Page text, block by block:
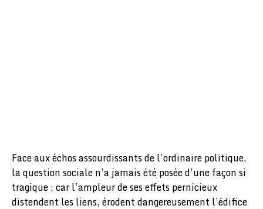
Face aux échos assourdissants de l’ordinaire politique,
la question sociale n’a jamais été posée d’une façon si
tragique ; car l’ampleur de ses effets pernicieux
distendent les liens, érodent dangereusement l’édifice